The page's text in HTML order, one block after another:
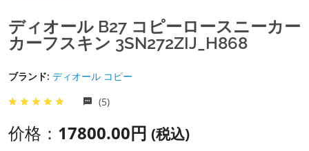
ディオール B27 コピーロースニーカー
カーフスキン 3SN272ZIJ_H868
ブランド: ディオール コピー
(5)
价格： 17800.00円 (税込)